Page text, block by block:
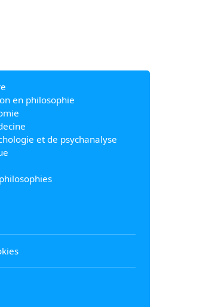
en philosophie
et de psychanalyse